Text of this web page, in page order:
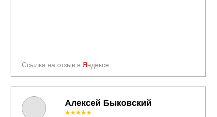
Ссылка на отзыв в Яндексе
Алексей Быковский
★★★★★